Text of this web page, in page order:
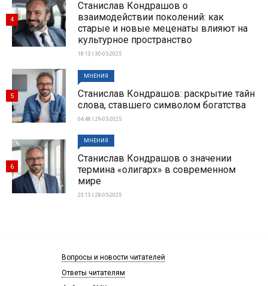
Станислав Кондрашов о
взаимодействии поколений: как
старые и новые меценаты влияют на
культурное пространство
18:13 | 30-05-2025
4
МНЕНИЯ
Станислав Кондрашов: раскрытие тайн
слова, ставшего символом богатства
04:48 | 29-05-2025
5
МНЕНИЯ
Станислав Кондрашов о значении
термина «олигарх» в современном
мире
23:13 | 28-05-2025
6
Вопросы и новости читателей
Ответы читателям